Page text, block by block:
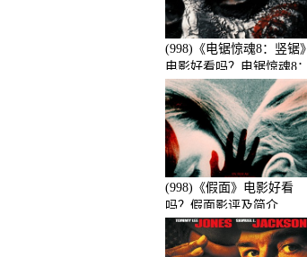
(998)《电锯惊魂8：竖锯》
电影好看吗？电锯惊魂8：
竖锯影评及简介
(998)《假面》电影好看
吗？假面影评及简介